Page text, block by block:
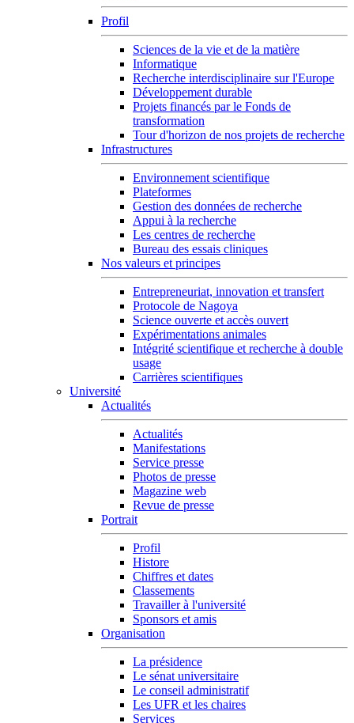
Profil
Sciences de la vie et de la matière
Informatique
Recherche interdisciplinaire sur l'Europe
Développement durable
Projets financés par le Fonds de
transformation
Tour d'horizon de nos projets de recherche
Infrastructures
Environnement scientifique
Plateformes
Gestion des données de recherche
Appui à la recherche
Les centres de recherche
Bureau des essais cliniques
Nos valeurs et principes
Entrepreneuriat, innovation et transfert
Protocole de Nagoya
Science ouverte et accès ouvert
Expérimentations animales
Intégrité scientifique et recherche à double
usage
Carrières scientifiques
Université
Actualités
Actualités
Manifestations
Service presse
Photos de presse
Magazine web
Revue de presse
Portrait
Profil
Histore
Chiffres et dates
Classements
Travailler à l'université
Sponsors et amis
Organisation
La présidence
Le sénat universitaire
Le conseil administratif
Les UFR et les chaires
Services